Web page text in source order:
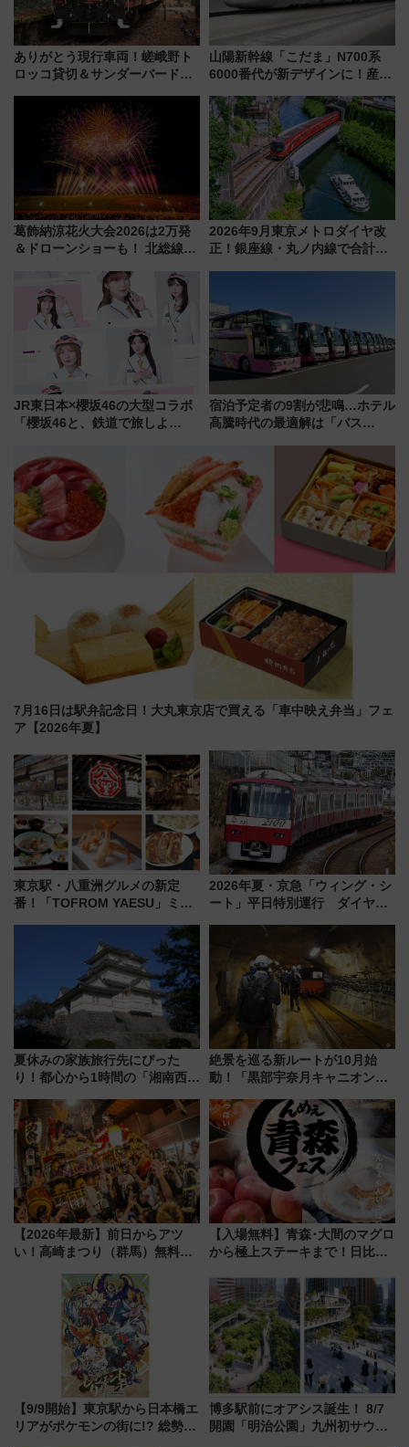
ありがとう現行車両！嵯峨野ト
ロッコ貸切＆サンダーバードレ
斉藤雪乃＆福原トシヒロと行
く！9月13日「京都の鉄道満喫
ツアー」開催
山陽新幹線「こだま」N700系
6000番代が新デザインに！産学
用は今冬から
葛飾納涼花火大会2026は2万発
＆ドローンショーも！ 北総線を
車、観覧スポット情報と周辺観
光まとめ（7/28開催）
2026年9月東京メトロダイヤ改
正！銀座線・丸ノ内線で合計
JR東日本×櫻坂46の大型コラボ
「櫻坂46と、鉄道で旅しよ
潟・長野・庄内へ
宿泊予定者の9割が悲鳴…ホテル
高騰時代の最適解は「バス
した、推し活遠征や観光時のリ
アルな懐事情
7月16日は駅弁記念日！大丸東京店で買える「車中映え弁当」フェ
ア【2026年夏】
東京駅・八重洲グルメの新定
番！「TOFROM YAESU」ミシ
舗が集結した食の空間を徹底解
剖！（9/10開業）
2026年夏・京急「ウィング・シ
ート」平日特別運行 ダイヤ・
三浦海岸を堪能できるお出かけ
プランもご紹介
夏休みの家族旅行先にぴった
り！都心から1時間の「湘南西エ
島とは異なる魅力を持つ今夏の
注目スポット
絶景を巡る新ルートが10月始
動！「黒部宇奈月キャニオンル
ジ」がオープン
【2026年最新】前日からアツ
い！高崎まつり（群馬）無料観
【入場無料】青森･大間のマグロ
から極上ステーキまで！日比谷
人気フードフェス「肉祭」が同
時開催に！
【9/9開始】東京駅から日本橋エ
リアがポケモンの街に!? 総勢
博多駅前にオアシス誕生！ 8/7
開園「明治公園」九州初サウナ